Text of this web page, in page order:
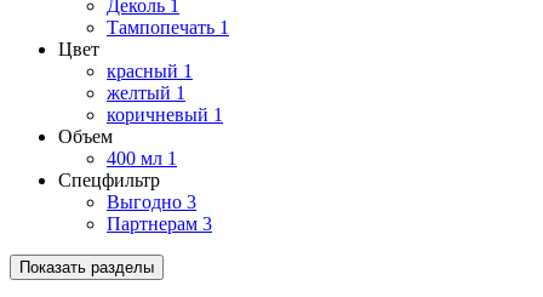
Деколь 1
Тампопечать 1
Цвет
красный 1
желтый 1
коричневый 1
Объем
400 мл 1
Спецфильтр
Выгодно 3
Партнерам 3
Показать разделы